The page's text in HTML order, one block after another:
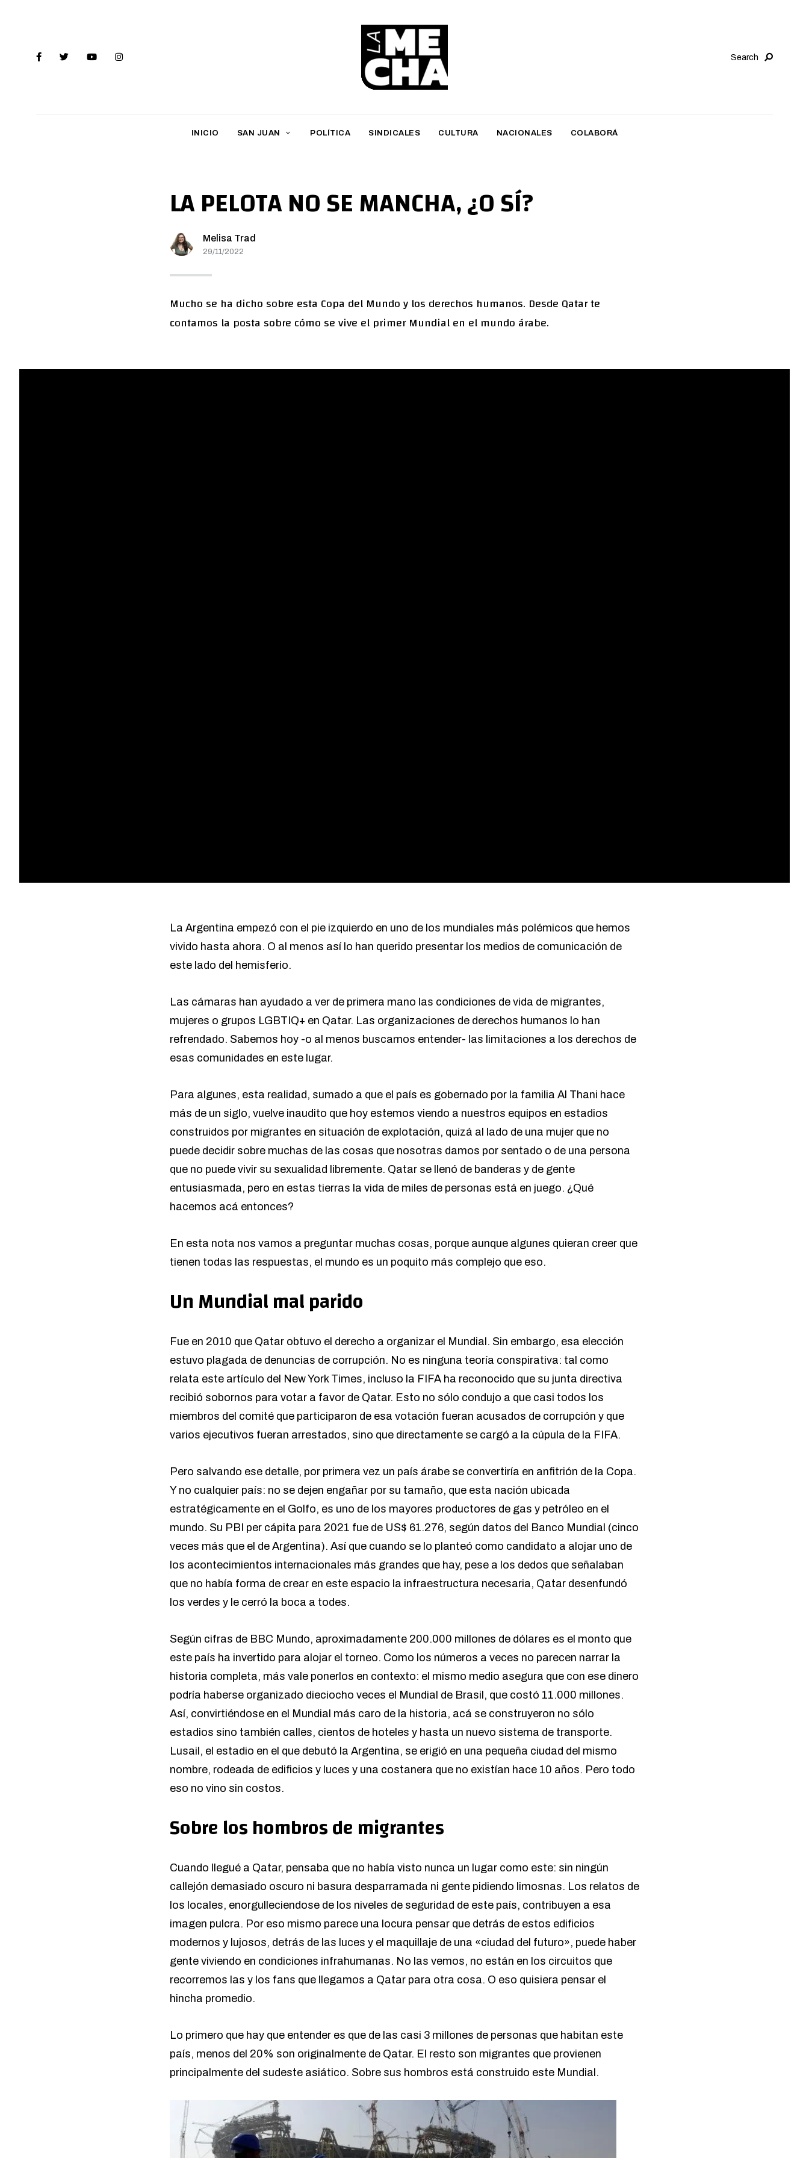
a
M
h
a
Search
INICIO SAN JUAN POLÍTICA SINDICALES CULTURA NACIONALES COLABORÁ
LA PELOTA NO SE MANCHA, ¿O SÍ?
Melisa Trad
29/11/2022
Mucho se ha dicho sobre esta Copa del Mundo y los derechos humanos. Desde Qatar te
contamos la posta sobre cómo se vive el primer Mundial en el mundo árabe.
La Argentina empezó con el pie izquierdo en uno de los mundiales más polémicos que hemos
vivido hasta ahora. O al menos así lo han querido presentar los medios de comunicación de
este lado del hemisferio.
Las cámaras han ayudado a ver de primera mano las condiciones de vida de migrantes,
mujeres o grupos LGBTIQ+ en Qatar. Las organizaciones de derechos humanos lo han
refrendado. Sabemos hoy -o al menos buscamos entender- las limitaciones a los derechos de
esas comunidades en este lugar.
Para algunes, esta realidad, sumado a que el país es gobernado por la familia Al Thani hace
más de un siglo, vuelve inaudito que hoy estemos viendo a nuestros equipos en estadios
construidos por migrantes en situación de explotación, quizá al lado de una mujer que no
puede decidir sobre muchas de las cosas que nosotras damos por sentado o de una persona
que no puede vivir su sexualidad libremente. Qatar se llenó de banderas y de gente
entusiasmada, pero en estas tierras la vida de miles de personas está en juego. ¿Qué
hacemos acá entonces?
En esta nota nos vamos a preguntar muchas cosas, porque aunque algunes quieran creer que
tienen todas las respuestas, el mundo es un poquito más complejo que eso.
Un Mundial mal parido
Fue en 2010 que Qatar obtuvo el derecho a organizar el Mundial. Sin embargo, esa elección
estuvo plagada de denuncias de corrupción. No es ninguna teoría conspirativa: tal como
relata este artículo del New York Times, incluso la FIFA ha reconocido que su junta directiva
recibió sobornos para votar a favor de Qatar. Esto no sólo condujo a que casi todos los
miembros del comité que participaron de esa votación fueran acusados de corrupción y que
varios ejecutivos fueran arrestados, sino que directamente se cargó a la cúpula de la FIFA.
Pero salvando ese detalle, por primera vez un país árabe se convertiría en anfitrión de la Copa.
Y no cualquier país: no se dejen engañar por su tamaño, que esta nación ubicada
estratégicamente en el Golfo, es uno de los mayores productores de gas y petróleo en el
mundo. Su PBI per cápita para 2021 fue de US$ 61.276, según datos del Banco Mundial (cinco
veces más que el de Argentina). Así que cuando se lo planteó como candidato a alojar uno de
los acontecimientos internacionales más grandes que hay, pese a los dedos que señalaban
que no había forma de crear en este espacio la infraestructura necesaria, Qatar desenfundó
los verdes y le cerró la boca a todes.
Según cifras de BBC Mundo, aproximadamente 200.000 millones de dólares es el monto que
este país ha invertido para alojar el torneo. Como los números a veces no parecen narrar la
historia completa, más vale ponerlos en contexto: el mismo medio asegura que con ese dinero
podría haberse organizado dieciocho veces el Mundial de Brasil, que costó 11.000 millones.
Así, convirtiéndose en el Mundial más caro de la historia, acá se construyeron no sólo
estadios sino también calles, cientos de hoteles y hasta un nuevo sistema de transporte.
Lusail, el estadio en el que debutó la Argentina, se erigió en una pequeña ciudad del mismo
nombre, rodeada de edificios y luces y una costanera que no existían hace 10 años. Pero todo
eso no vino sin costos.
Sobre los hombros de migrantes
Cuando llegué a Qatar, pensaba que no había visto nunca un lugar como este: sin ningún
callejón demasiado oscuro ni basura desparramada ni gente pidiendo limosnas. Los relatos de
los locales, enorgulleciendose de los niveles de seguridad de este país, contribuyen a esa
imagen pulcra. Por eso mismo parece una locura pensar que detrás de estos edificios
modernos y lujosos, detrás de las luces y el maquillaje de una «ciudad del futuro», puede haber
gente viviendo en condiciones infrahumanas. No las vemos, no están en los circuitos que
recorremos las y los fans que llegamos a Qatar para otra cosa. O eso quisiera pensar el
hincha promedio.
Lo primero que hay que entender es que de las casi 3 millones de personas que habitan este
país, menos del 20% son originalmente de Qatar. El resto son migrantes que provienen
principalmente del sudeste asiático. Sobre sus hombros está construido este Mundial.